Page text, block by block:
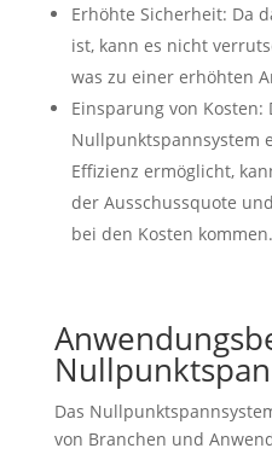
Erhöhte Sicherheit: Da
ist, kann es nicht
was zu einer erhöhten
Einsparung von Kosten:
Nullpunktspannsystem
Effizienz ermöglicht,
der Ausschussquote
bei den Kosten kommen.
Das
von Branchen und